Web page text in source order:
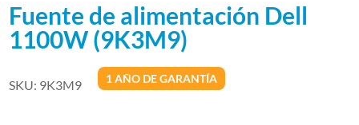
Fuente de alimentación Dell
1100W (9K3M9)
SKU: 9K3M9 1 AÑO DE GARANTÍA